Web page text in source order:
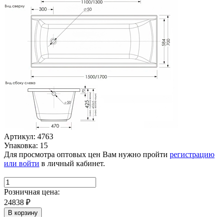
Артикул: 4763
Упаковка: 15
Для просмотра оптовых цен Вам нужно пройти регистрацию
или войти в личный кабинет.
Розничная цена:
24838 ₽
В корзину